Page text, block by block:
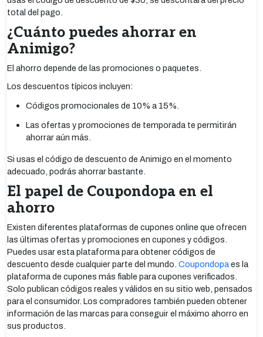
total del pago.
¿Cuánto puedes ahorrar en
Animigo?
El ahorro depende de las promociones o paquetes.
Los descuentos típicos incluyen:
Códigos promocionales de 10% a 15%.
Las ofertas y promociones de temporada te permitirán
ahorrar aún más.
Si usas el código de descuento de Animigo en el momento
adecuado, podrás ahorrar bastante.
El papel de Coupondopa en el
ahorro
Existen diferentes plataformas de cupones online que ofrecen
las últimas ofertas y promociones en cupones y códigos.
Puedes usar esta plataforma para obtener códigos de
descuento desde cualquier parte del mundo. Coupondopaes la
plataforma de cupones más fiable para cupones verificados.
Solo publican códigos reales y válidos en su sitio web, pensados
para el consumidor. Los compradores también pueden obtener
información de las marcas para conseguir el máximo ahorro en
sus productos.